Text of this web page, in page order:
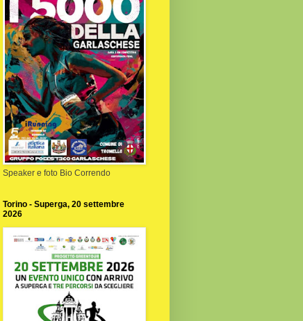
Speaker e foto Bio Correndo
Torino - Superga, 20 settembre
2026